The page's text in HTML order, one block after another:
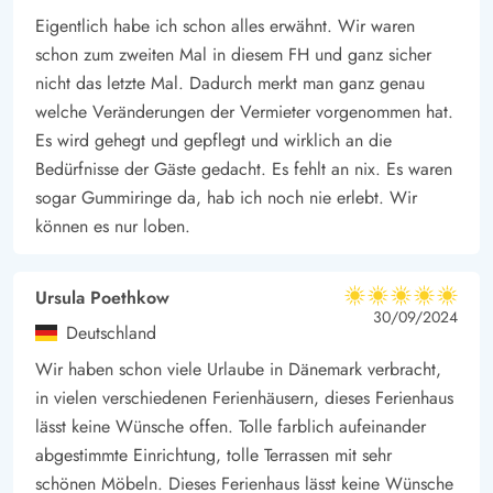
für Naturliebhaber. Umgeben von weiten Wäldern, hohen
Dünen und wunderschönen Wanderwegen, lädt die Region zu
ausgiebigen Erkundungstouren ein.
Eigentlich habe ich schon alles erwähnt. Wir waren
schon zum zweiten Mal in diesem FH und ganz sicher
nicht das letzte Mal. Dadurch merkt man ganz genau
welche Veränderungen der Vermieter vorgenommen hat.
Es wird gehegt und gepflegt und wirklich an die
Bedürfnisse der Gäste gedacht. Es fehlt an nix. Es waren
sogar Gummiringe da, hab ich noch nie erlebt. Wir
können es nur loben.
Ursula Poethkow
Deutschland
5 von 5
5 von 5
5 out of 5
30/09/2024
Wir haben schon viele Urlaube in Dänemark verbracht,
in vielen verschiedenen Ferienhäusern, dieses Ferienhaus
lässt keine Wünsche offen. Tolle farblich aufeinander
abgestimmte Einrichtung, tolle Terrassen mit sehr
schönen Möbeln. Dieses Ferienhaus lässt keine Wünsche